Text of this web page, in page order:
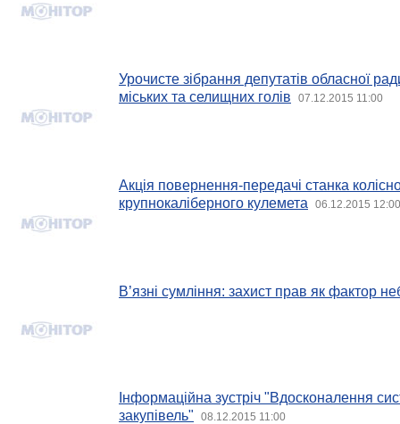
Урочисте зібрання депутатів обласної
міських та селищних голів
07.12.2015 11:00
Акція повернення-передачі станка
крупнокаліберного кулемета
06.12.2015 12:00
В’язні сумління: захист прав як фактор
Інформаційна зустріч "Вдосконалення
закупівель"
08.12.2015 11:00